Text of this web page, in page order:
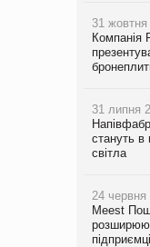
31 жовтня
Компанія
31 липня
стануть в
світла
24 червня
Meest